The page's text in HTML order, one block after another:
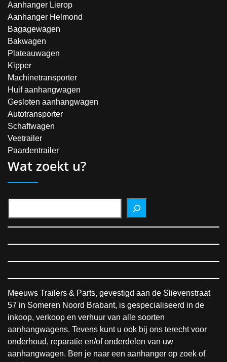
Aanhanger Lierop
Aanhanger Helmond
Bagagewagen
Bakwagen
Plateauwagen
Kipper
Machinetransporter
Huif aanhangwagen
Gesloten aanhangwagen
Autotransporter
Schaftwagen
Veetrailer
Paardentrailer
Wat zoekt u?
Meeuws Trailers & Parts, gevestigd aan de Slievenstraat
57 in Someren Noord Brabant, is gespecialiseerd in de
inkoop, verkoop en verhuur van alle soorten
aanhangwagens. Tevens kunt u ook bij ons terecht voor
onderhoud, reparatie en/of onderdelen van uw
aanhangwagen. Ben je naar een aanhanger op zoek of